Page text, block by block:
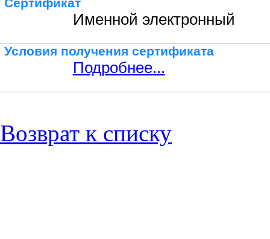
Сертификат
Именной электронный
Условия получения сертификата
Подробнее...
Возврат к списку